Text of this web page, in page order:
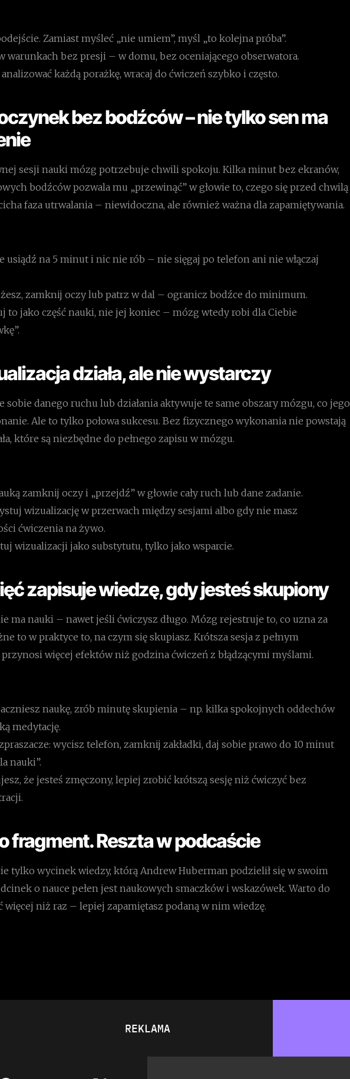
Zamiast myśleć „nie umiem”, myśl „to kolejna próba”.
warunkach bez presji – w domu, bez oceniającego obserwatora.
każdą porażkę, wracaj do ćwiczeń szybko i często.
bez bodźców – nie tylko sen ma
sesji nauki mózg potrzebuje chwili spokoju. Kilka minut bez ekranów,
bodźców pozwala mu „przewinąć” w głowie to, czego się przed chwilą
faza utrwalania – niewidoczna, ale również ważna dla zapamiętywania.
usiądź na 5 minut i nic nie rób – nie sięgaj po telefon ani nie włączaj
zamknij oczy lub patrz w dal – ogranicz bodźce do minimum.
to jako część nauki, nie jej koniec – mózg wtedy robi dla Ciebie
działa, ale nie wystarczy
sobie danego ruchu lub działania aktywuje te same obszary mózgu, co jego
Ale to tylko połowa sukcesu. Bez fizycznego wykonania nie powstają
które są niezbędne do pełnego zapisu w mózgu.
zamknij oczy i „przejdź” w głowie cały ruch lub dane zadanie.
wizualizację w przerwach między sesjami albo gdy nie masz
ćwiczenia na żywo.
wizualizacji jako substytutu, tylko jako wsparcie.
zapisuje wiedzę, gdy jesteś skupiony
ma nauki – nawet jeśli ćwiczysz długo. Mózg rejestruje to, co uzna za
to w praktyce to, na czym się skupiasz. Krótsza sesja z pełnym
więcej efektów niż godzina ćwiczeń z błądzącymi myślami.
naukę, zrób minutę skupienia – np. kilka spokojnych oddechów
medytację.
wycisz telefon, zamknij zakładki, daj sobie prawo do 10 minut
nauki”.
że jesteś zmęczony, lepiej zrobić krótszą sesję niż ćwiczyć bez
fragment. Reszta w podcaście
tylko wycinek wiedzy, którą Andrew Huberman podzielił się w swoim
o nauce pełen jest naukowych smaczków i wskazówek. Warto do
więcej niż raz – lepiej zapamiętasz podaną w nim wiedzę.
REKLAMA